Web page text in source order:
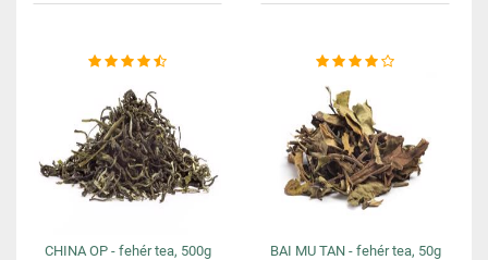
CHINA OP - fehér tea, 500g BAI MU TAN - fehér tea, 50g